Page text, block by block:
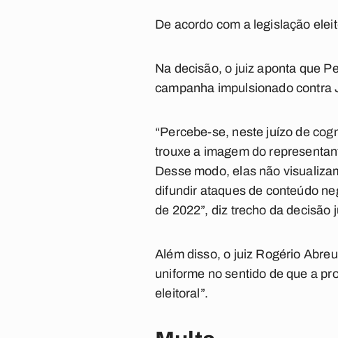
De acordo com a legislação
Na decisão, o juiz aponta que
campanha impulsionado contra
“Percebe-se, neste juízo de
trouxe a imagem do
Desse modo, elas não
difundir ataques de conteúdo
de 2022”, diz trecho da decisão
Além disso, o juiz Rogério
uniforme no sentido de que a
eleitoral”.